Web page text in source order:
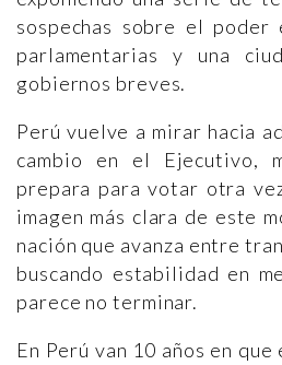
sospechas sobre el poder
parlamentarias y una
gobiernos breves.
Perú vuelve a mirar hacia
cambio en el Ejecutivo,
prepara para votar otra
imagen más clara de este
nación que avanza entre
buscando estabilidad en
parece no terminar.
En Perú van 10 años en